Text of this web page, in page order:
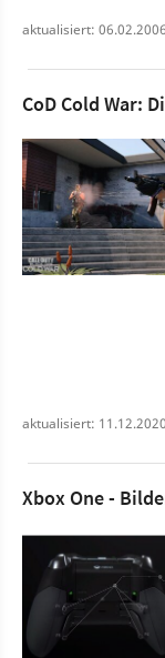
aktualisiert:
CoD Cold War:
aktualisiert:
Xbox One -